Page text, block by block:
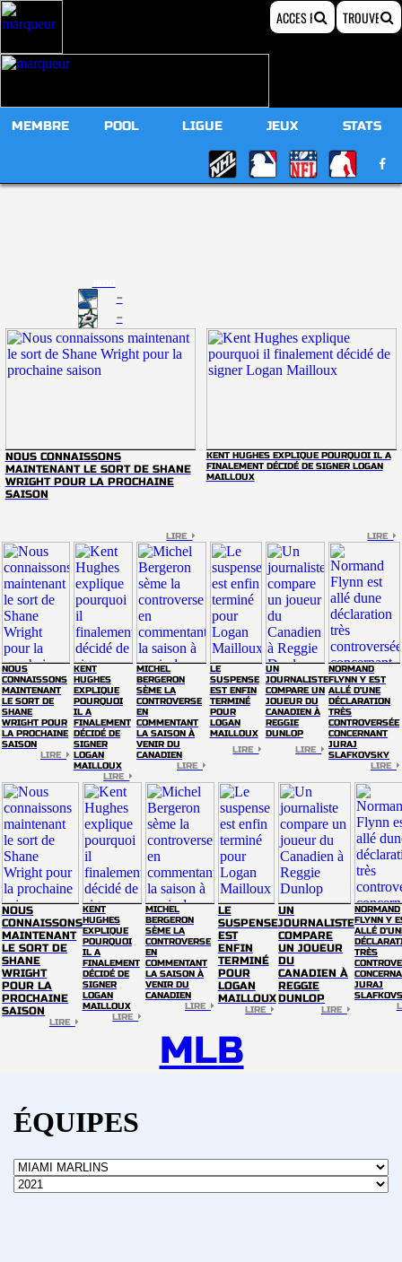
MEMBRE POOL LIGUE JEUX STATS
-
-
NOUS CONNAISSONS
MAINTENANT LE SORT DE SHANE
WRIGHT POUR LA PROCHAINE
SAISON
LIRE
KENT HUGHES EXPLIQUE POURQUOI IL A
FINALEMENT DÉCIDÉ DE SIGNER LOGAN
MAILLOUX
LIRE
NOUS
CONNAISSONS
MAINTENANT
LE SORT DE
SHANE
WRIGHT POUR
LA PROCHAINE
SAISON
LIRE
KENT
HUGHES
EXPLIQUE
POURQUOI
IL A
FINALEMENT
DÉCIDÉ DE
SIGNER
LOGAN
MAILLOUX
LIRE
MICHEL
BERGERON
SÈME LA
CONTROVERSE
EN
COMMENTANT
LA SAISON À
VENIR DU
CANADIEN
LIRE
LE
SUSPENSE
EST ENFIN
TERMINÉ
POUR
LOGAN
MAILLOUX
LIRE
UN
JOURNALISTE
COMPARE UN
JOUEUR DU
CANADIEN À
REGGIE
DUNLOP
LIRE
NORMAND
FLYNN Y EST
ALLÉ D'UNE
DÉCLARATION
TRÈS
CONTROVERSÉE
CONCERNANT
JURAJ
SLAFKOVSKY
LIRE
NOUS
CONNAISSONS
MAINTENANT
LE SORT DE
SHANE
WRIGHT
POUR LA
PROCHAINE
SAISON
LIRE
KENT
HUGHES
EXPLIQUE
POURQUOI
IL A
FINALEMENT
DÉCIDÉ DE
SIGNER
LOGAN
MAILLOUX
LIRE
MICHEL
BERGERON
SÈME LA
CONTROVERSE
EN
COMMENTANT
LA SAISON À
VENIR DU
CANADIEN
LIRE
LE
SUSPENSE
EST
ENFIN
TERMINÉ
POUR
LOGAN
MAILLOUX
LIRE
UN
JOURNALISTE
COMPARE
UN JOUEUR
DU
CANADIEN À
REGGIE
DUNLOP
LIRE
NORMAND
FLYNN Y
ALLÉ
TRÈS
JURAJ
MLB
ÉQUIPES